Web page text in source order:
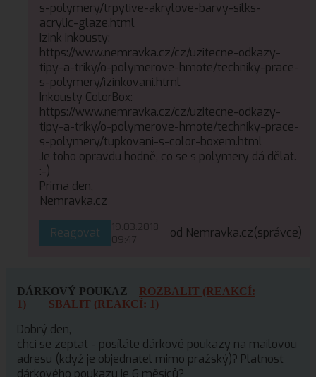
s-polymery/trpytive-akrylove-barvy-silks-
acrylic-glaze.html
Izink inkousty:
https://www.nemravka.cz/cz/uzitecne-odkazy-
tipy-a-triky/o-polymerove-hmote/techniky-prace-
s-polymery/izinkovani.html
Inkousty ColorBox:
https://www.nemravka.cz/cz/uzitecne-odkazy-
tipy-a-triky/o-polymerove-hmote/techniky-prace-
s-polymery/tupkovani-s-color-boxem.html
Je toho opravdu hodně, co se s polymery dá dělat.
:-)
Prima den,
Nemravka.cz
Reagovat
19.03.2018
09:47
od Nemravka.cz(správce)
DÁRKOVÝ POUKAZ
ROZBALIT (REAKCÍ:
1)
SBALIT (REAKCÍ: 1)
Dobrý den,
chci se zeptat - posíláte dárkové poukazy na mailovou
adresu (když je objednatel mimo pražský)? Platnost